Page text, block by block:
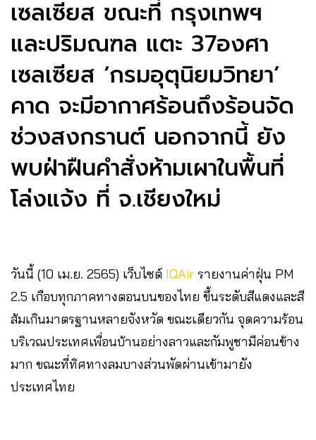
เซลเซียส ขณะที่ กรุงเทพฯ
และปริมณฑล แตะ 37องศา
เซลเซียส ‘กรมอุตุนิยมวิทยา’
คาด จะมีอากาศร้อนถึงร้อนจัด
ช่วงสงกรานต์ นอกจากนี้ ยัง
พบฝ่าฝืนคำสั่งห้ามเผาในพื้นที่
โล่งแจ้ง ที่ จ.เชียงใหม่
วันนี้ (10 เม.ย. 2565) เว็บไซต์ IQAir รายงานค่าฝุ่น PM
2.5 เกือบทุกภาคทางตอนบนของไทย ขึ้นระดับสีแดงและสี
ส้มเกินมาตรฐานหลายจังหวัด ขณะเดียวกัน จุดความร้อน
บริเวณประเทศเพื่อนบ้านอย่างลาวและกัมพูชามีค่อนข้าง
มาก ขณะที่ทิศทางลมบางส่วนพัดผ่านเข้ามายัง
ประเทศไทย